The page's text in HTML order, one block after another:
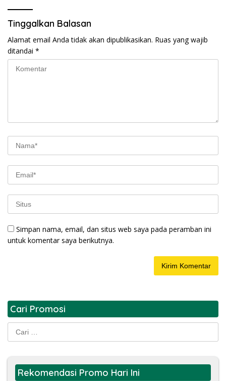
Tinggalkan Balasan
Alamat email Anda tidak akan dipublikasikan. Ruas yang wajib
ditandai *
Simpan nama, email, dan situs web saya pada peramban ini
untuk komentar saya berikutnya.
Cari Promosi
Cari
untuk:
Rekomendasi Promo Hari Ini